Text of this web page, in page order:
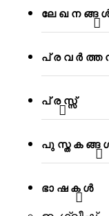
പ്രസ്സ്
ഭാഷകൾ